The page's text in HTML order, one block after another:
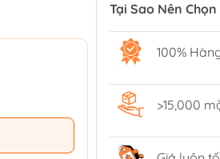
Tại Sao Nên Chọn
100%
>15,000